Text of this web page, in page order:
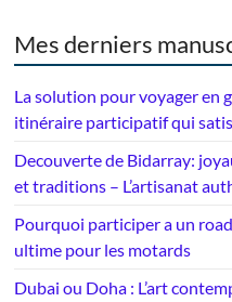
Mes derniers
La solution pour voyager en
itinéraire participatif qui
Decouverte de Bidarray:
et traditions – L’artisanat
Pourquoi participer a un
ultime pour les motards
Dubai ou Doha : L’art